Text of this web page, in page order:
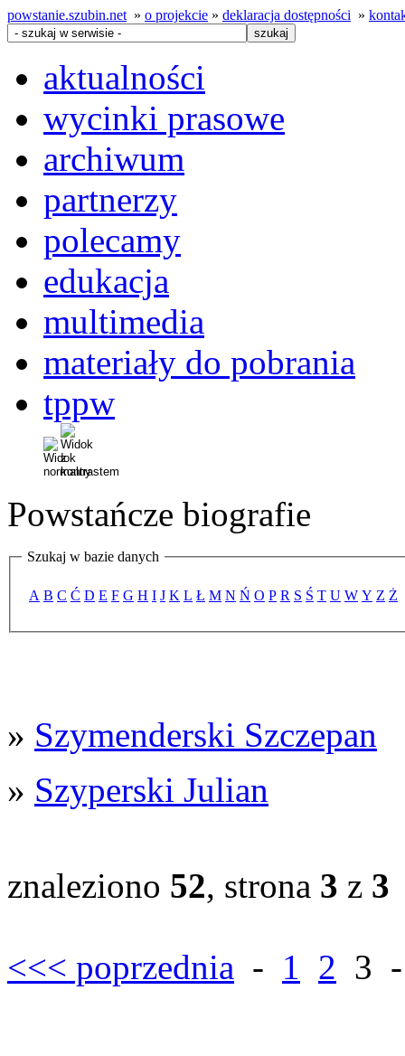
powstanie.szubin.net » o projekcie » deklaracja dostępności »
aktualności
wycinki prasowe
archiwum
partnerzy
polecamy
edukacja
multimedia
materiały do pobrania
tppw
Powstańcze biografie
Szukaj w bazie danych
A B C Ć D E F G H I J K L Ł M N Ń O P R S Ś T U W Y Z Ż
» Szymenderski Szczepan
» Szyperski Julian
znaleziono 52, strona 3 z 3
<<< poprzednia - 1 2 3